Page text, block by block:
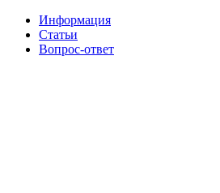
Информация
Статьи
Вопрос-ответ